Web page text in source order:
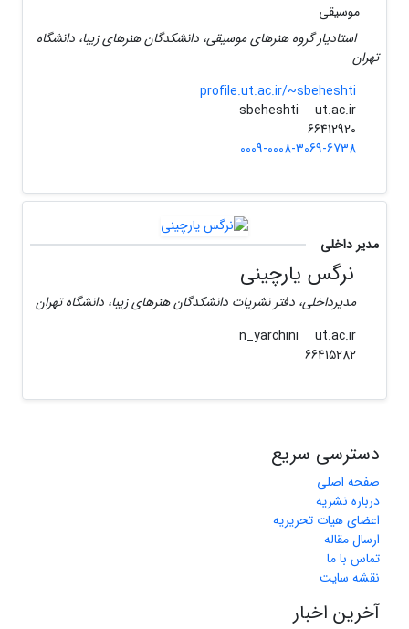
موسیقی
استادیار گروه هنرهای موسیقی، دانشکدگان هنرهای زیبا، دانشگاه
تهران
profile.ut.ac.ir/~sbeheshti
sbeheshti
ut.ac.ir
0009-0008-3069-6738
مدیر داخلی
نرگس یارچینی
مدیرداخلی، دفتر نشریات دانشکدگان هنرهای زیبا، دانشگاه تهران
n_yarchini
ut.ac.ir
66415282
دسترسی سریع
صفحه اصلی
درباره نشریه
اعضای هیات تحریریه
ارسال مقاله
تماس با ما
نقشه سایت
آخرین اخبار